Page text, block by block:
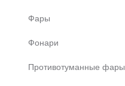
Фары
Фонари
Противотуманные фары